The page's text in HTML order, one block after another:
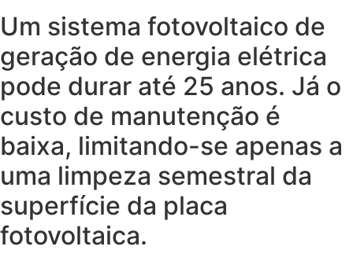
Um sistema fotovoltaico de
geração de energia elétrica
pode durar até 25 anos. Já o
custo de manutenção é
baixa, limitando-se apenas a
uma limpeza semestral da
superfície da placa
fotovoltaica.